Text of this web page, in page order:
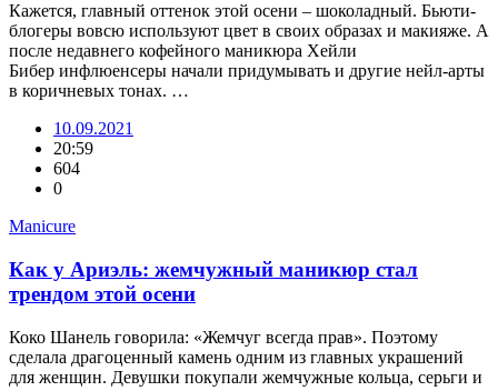
Кажется, главный оттенок этой осени – шоколадный. Бьюти-
блогеры вовсю используют цвет в своих образах и макияже. А
после недавнего кофейного маникюра Хейли
Бибер инфлюенсеры начали придумывать и другие нейл-арты
в коричневых тонах. …
10.09.2021
20:59
604
0
Manicure
Как у Ариэль: жемчужный маникюр стал
трендом этой осени
Коко Шанель говорила: «Жемчуг всегда прав». Поэтому
сделала драгоценный камень одним из главных украшений
для женщин. Девушки покупали жемчужные кольца, серьги и